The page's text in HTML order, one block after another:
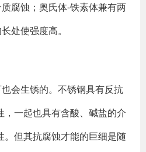
腐蚀；奥氏体-铁素体兼有两
处使强度高。
会生锈的。不锈钢具有反抗
，一起也具有含酸、碱盐的介
。但其抗腐蚀才能的巨细是随